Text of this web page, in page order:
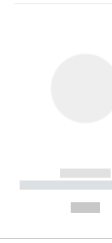
------------
-----------